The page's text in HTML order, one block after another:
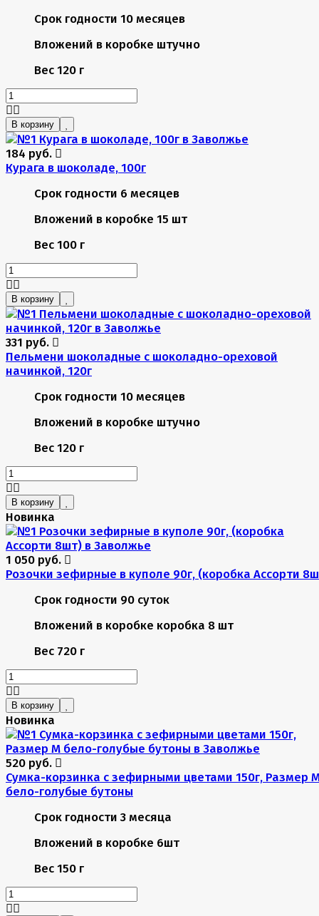
Срок годности 10 месяцев
Вложений в коробке штучно
Вес 120 г
В корзину
184 руб.
Курага в шоколаде, 100г
Срок годности 6 месяцев
Вложений в коробке 15 шт
Вес 100 г
В корзину
331 руб.
Пельмени шоколадные с шоколадно-ореховой
начинкой, 120г
Срок годности 10 месяцев
Вложений в коробке штучно
Вес 120 г
В корзину
Новинка
1 050 руб.
Розочки зефирные в куполе 90г, (коробка Ассорти
Срок годности 90 суток
Вложений в коробке коробка 8 шт
Вес 720 г
В корзину
Новинка
520 руб.
Сумка-корзинка с зефирными цветами 150г, Размер
бело-голубые бутоны
Срок годности 3 месяца
Вложений в коробке 6шт
Вес 150 г